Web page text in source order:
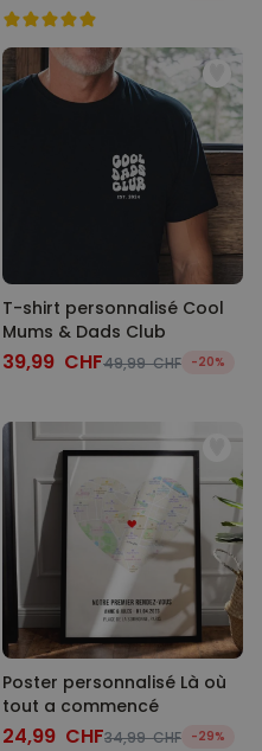
T-shirt personnalisé Cool
Mums & Dads Club
39,99 CHF49,99 CHF -20%
Poster personnalisé Là où
tout a commencé
24,99 CHF34,99 CHF -29%